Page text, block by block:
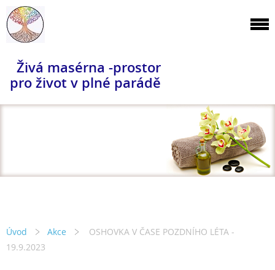
Živá masérna -prostor
pro život v plné parádě
Úvod Akce
OSHOVKA V ČASE POZDNÍHO LÉTA -
19.9.2023